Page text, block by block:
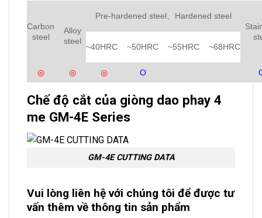
Carbon
steel
Alloy
steel
Pre-hardened steel、Hardened steel
~40HRC
~50HRC ~55HRC ~68HRC
◎ ◎ ◎ Ο
Chế độ cắt của giòng dao phay 4
me GM-4E Series
GM-4E CUTTING DATA
Vui lòng liên hệ với chúng tôi để được tư
vấn thêm về thông tin sản phẩm